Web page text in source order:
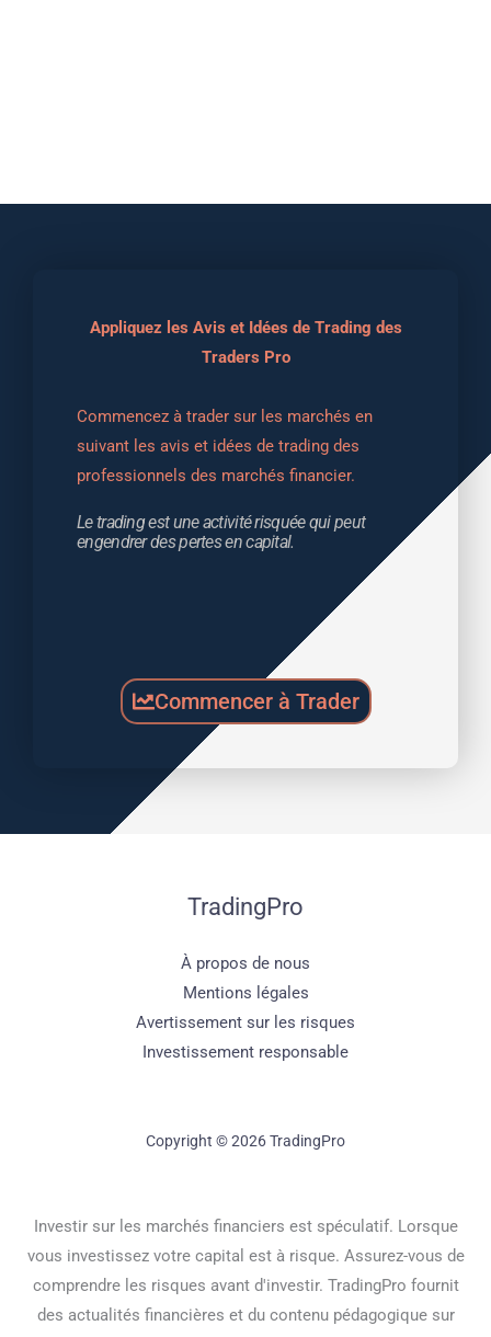
Appliquez les Avis et Idées de Trading des
Traders Pro
Commencez à trader sur les marchés en
suivant les avis et idées de trading des
professionnels des marchés financier.
Le trading est une activité risquée qui peut
engendrer des pertes en capital.
Commencer à Trader
TradingPro
À propos de nous
Mentions légales
Avertissement sur les risques
Investissement responsable
Copyright © 2026 TradingPro
Investir sur les marchés financiers est spéculatif. Lorsque
vous investissez votre capital est à risque. Assurez-vous de
comprendre les risques avant d'investir. TradingPro fournit
des actualités financières et du contenu pédagogique sur